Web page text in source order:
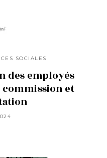
SOCIALES
des employés
et